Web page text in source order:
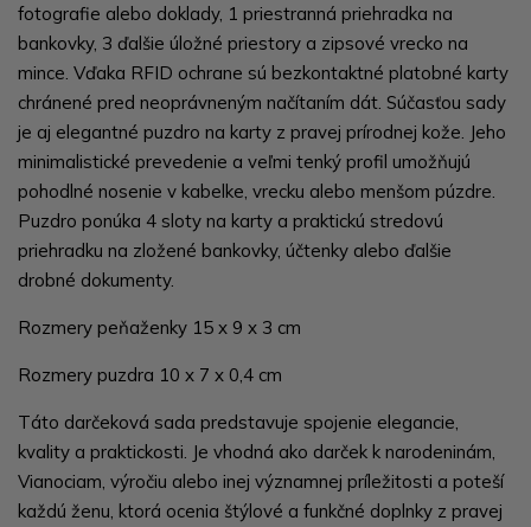
fotografie alebo doklady, 1 priestranná priehradka na
bankovky, 3 ďalšie úložné priestory a zipsové vrecko na
mince. Vďaka RFID ochrane sú bezkontaktné platobné karty
chránené pred neoprávneným načítaním dát. Súčasťou sady
je aj elegantné puzdro na karty z pravej prírodnej kože. Jeho
minimalistické prevedenie a veľmi tenký profil umožňujú
pohodlné nosenie v kabelke, vrecku alebo menšom púzdre.
Puzdro ponúka 4 sloty na karty a praktickú stredovú
priehradku na zložené bankovky, účtenky alebo ďalšie
drobné dokumenty.
Rozmery peňaženky 15 x 9 x 3 cm
Rozmery puzdra 10 x 7 x 0,4 cm
Táto darčeková sada predstavuje spojenie elegancie,
kvality a praktickosti. Je vhodná ako darček k narodeninám,
Vianociam, výročiu alebo inej významnej príležitosti a poteší
každú ženu, ktorá ocenia štýlové a funkčné doplnky z pravej